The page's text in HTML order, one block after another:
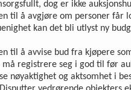
dog er ikke
til å avgjøre om personer får
kan det bli utlyst ny
til å avvise bud fra kjøpere
registrere seg i god til før
nøyaktighet og aktsomhet i